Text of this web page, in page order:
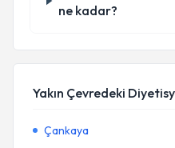
ne kadar?
Yakın Çevredeki
Çankaya